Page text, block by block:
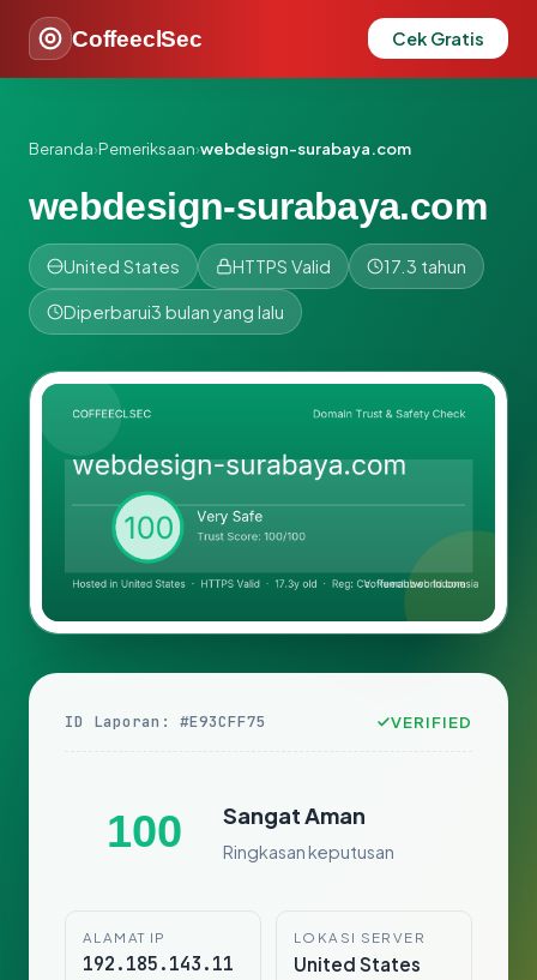
CoffeeclSec Cek Gratis
Beranda›Pemeriksaan›webdesign-surabaya.com
webdesign-surabaya.com
United States HTTPS Valid 17.3 tahun
Diperbarui3 bulan yang lalu
ID Laporan: #E93CFF75 VERIFIED
100 Sangat Aman
Ringkasan keputusan
ALAMAT IP
192.185.143.11
LOKASI SERVER
United States